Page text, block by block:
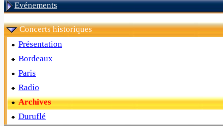
Evénements
Concerts historiques
Présentation
Bordeaux
Paris
Radio
Archives
Duruflé